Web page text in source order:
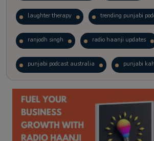
laughter therapy trending punjabi
ranjodh singh radio haanji updates
punjabi podcast australia punjabi
kitaab kahani punjabi story